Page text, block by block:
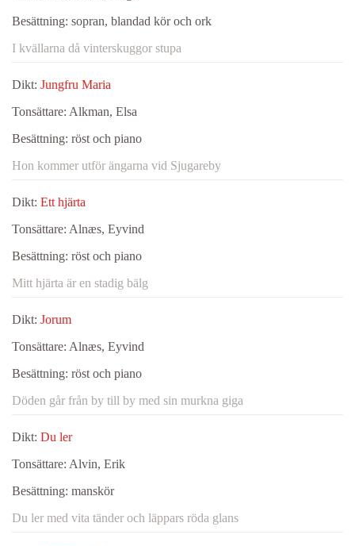
Besättning: sopran, blandad kör och ork
I kvällarna då vinterskuggor stupa
Dikt: Jungfru Maria
Tonsättare: Alkman, Elsa
Besättning: röst och piano
Hon kommer utför ängarna vid Sjugareby
Dikt: Ett hjärta
Tonsättare: Alnæs, Eyvind
Besättning: röst och piano
Mitt hjärta är en stadig bälg
Dikt: Jorum
Tonsättare: Alnæs, Eyvind
Besättning: röst och piano
Döden går från by till by med sin murkna giga
Dikt: Du ler
Tonsättare: Alvin, Erik
Besättning: manskör
Du ler med vita tänder och läppars röda glans